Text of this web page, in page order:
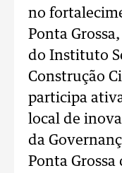
no
Ponta
do Instituto
Construção
participa
local de
da
Ponta Grossa